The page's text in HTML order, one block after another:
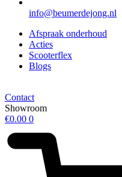
info@beumerdejong.nl
Afspraak onderhoud
Acties
Scooterflex
Blogs
Contact
Showroom
€0.00 0